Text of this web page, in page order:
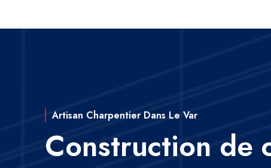
Artisan Charpentier Dans Le Var
Construction de